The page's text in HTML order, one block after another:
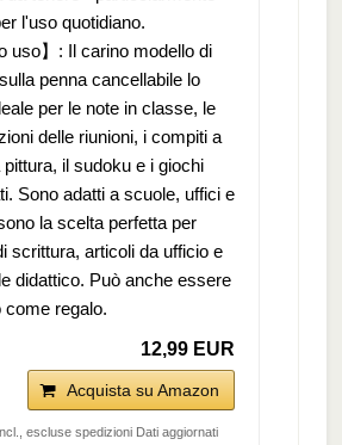
l'uso quotidiano.
uso】: Il carino modello di
penna cancellabile lo
per le note in classe, le
delle riunioni, i compiti a
il sudoku e i giochi
Sono adatti a scuole, uffici e
la scelta perfetta per
scrittura, articoli da ufficio e
didattico. Può anche essere
come regalo.
12,99 EUR
Acquista su Amazon
escluse spedizioni Dati aggiornati